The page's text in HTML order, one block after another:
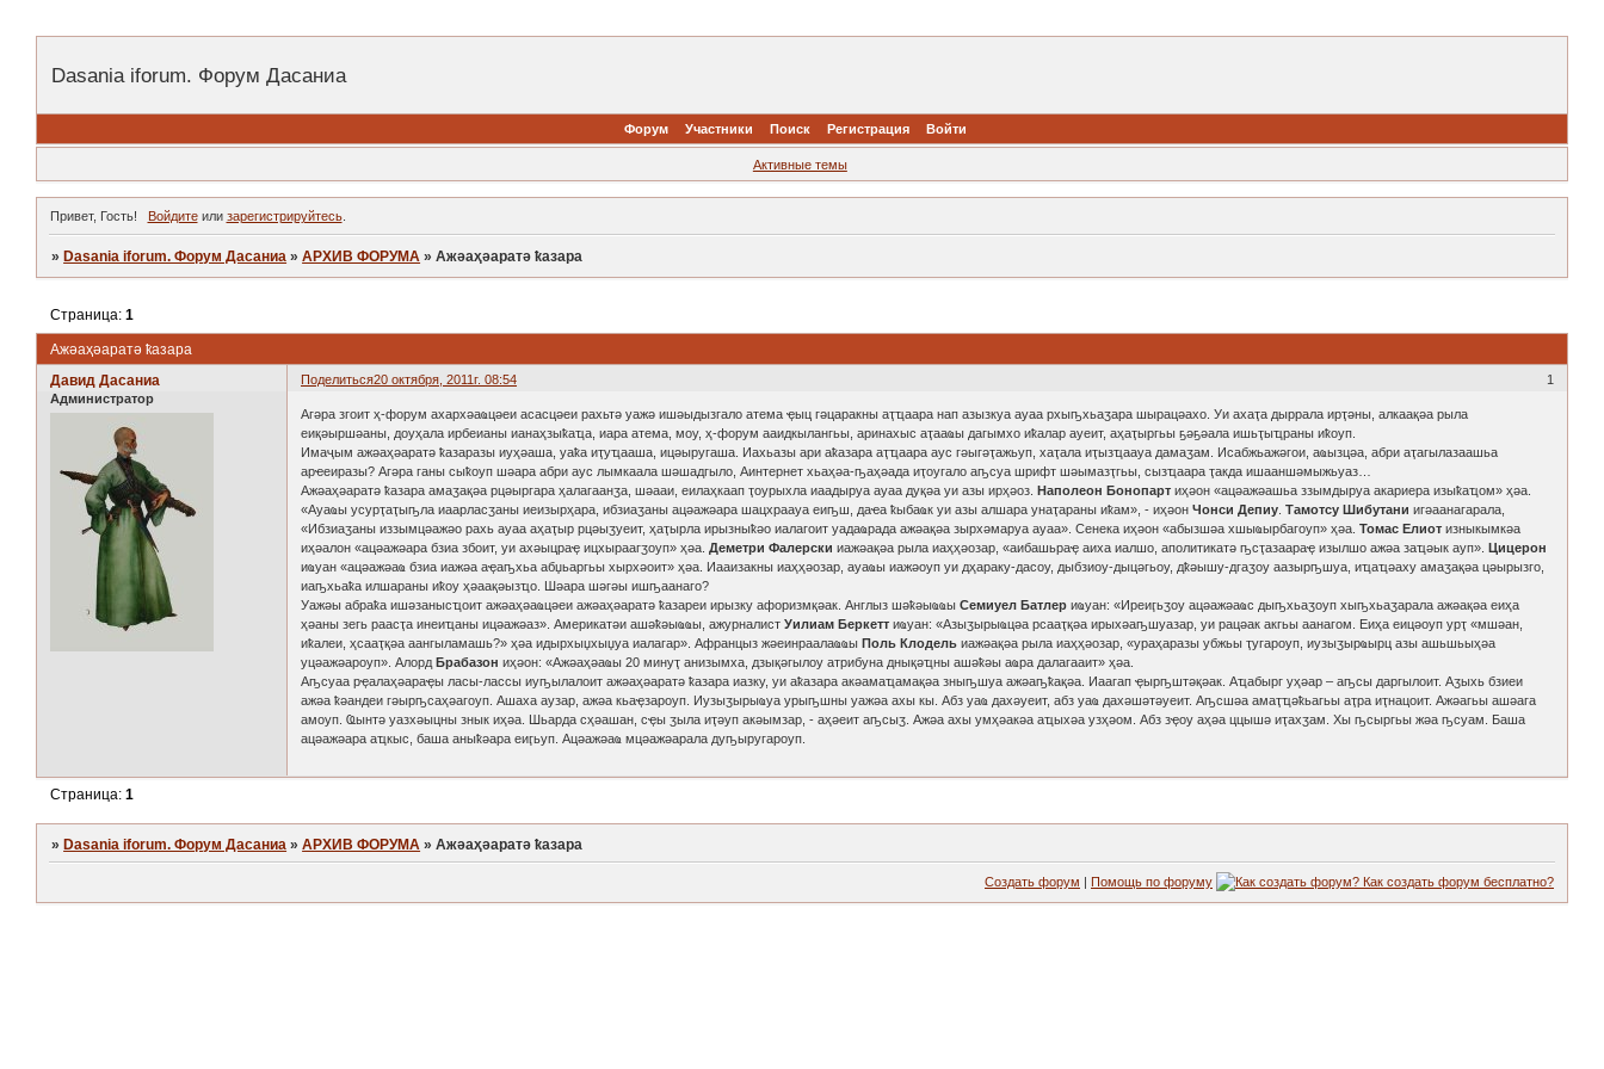
Dasania iforum. Форум Дасаниа
Форум Участники Поиск Регистрация Войти
Активные темы
Привет, Гость! Войдитеили зарегистрируйтесь.
» Dasania iforum. Форум Дасаниа »АРХИВ ФОРУМА »Ажәаҳәаратә ҟазара
Ажәаҳәаратә ҟазара
Страница:1
Поделиться 1
20 октября, 2011г. 08:54
Давид Дасаниа
Администратор
Агәра згоит ҳ-форум ахархәаҩцәеи асасцәеи рахьтә уажә ишәыдызгало атема ҿыц гәцаракны аҭҵаара нап азызкуа ауаа рхыҧхьаӡара шырацәахо. Уи ахаҭа дыррала ирҭәны, алкаақәа рыла
еиқәыршәаны, доуҳала ирбеианы ианаҳзыҟаҵа, иара атема, моу, ҳ-форум ааидкылангьы, аринахыс аҭааҩы дагымхо иҟалар ауеит, аҳаҭыргьы ҕәҕәала ишьҭыҵраны иҟоуп.
Имаҷым ажәаҳәаратә ҟазаразы иуҳәаша, уаҟа иҭуҵааша, ицәыругаша. Иахьазы ари аҟазара аҭҵаара аус гәыгәҭажьуп, хаҭала иҭызҵаауа дамаӡам. Исабжьажәгои, аҩызцәа, абри аҭагылазаашьа
арҽеиразы? Агәра ганы сыҟоуп шәара абри аус лымкаала шәшадгыло, Аинтернет хьаҳәа-ҧаҳәада иҭоугало аҧсуа шрифт шәымазҭгьы, сызҵаара ҭакда ишааншәмыжьуаз…
Ажәаҳәаратә ҟазара амаӡақәа рцәыргара ҳалагаанӡа, шәааи, еилаҳкаап ҭоурыхла иаадыруа ауаа дуқәа уи азы ирҳәоз.Наполеон Бонопарт иҳәон «ацәажәашьа ззымдыруа акариера изыҟаҵом» ҳәа.
«Ауаҩы усурҭаҭыҧла иаарласӡаны иеизырҳара, ибзиаӡаны ацәажәара шацхраауа еиҧш, даҽа ҟыбаҩк уи азы алшара унаҭараны иҟам», - иҳәонЧонси Депиу .Тамотсу Шибутани игәаанагарала,
«Ибзиаӡаны иззымцәажәо рахь ауаа аҳаҭыр рцәыӡуеит, ҳаҭырла ирызныҟәо иалагоит уадаҩрада ажәақәа зырхәмаруа ауаа». Сенека иҳәон «абызшәа хшыҩырбагоуп» ҳәа.Томас Елиот изныкымкәа
иҳәалон «ацәажәара бзиа збоит, уи ахәыцраҿ ицхыраагӡоуп» ҳәа.Деметри Фалерски иажәақәа рыла иаҳҳәозар, «аибашьраҿ аиха иалшо, аполитикатә ҧсҭазаараҿ изылшо ажәа заҵәык ауп».Цицерон
иҩуан «ацәажәаҩ бзиа иажәа аҿаҧхьа абџьаргьы хырхәоит» ҳәа. Иааизакны иаҳҳәозар, ауаҩы иажәоуп уи дҳараку-дасоу, дыбзиоу-дыцәгьоу, дҟәышу-дгаӡоу аазырҧшуа, иҵаҵәаху амаӡақәа цәырызго,
иаҧхьаҟа илшараны иҟоу ҳәаақәызҵо. Шәара шәгәы ишҧаанаго?
Уажәы абраҟа ишәзанысҵоит ажәаҳәаҩцәеи ажәаҳәаратә ҟазареи ирызку афоризмқәак. Англыз шәҟәыҩҩыСемиуел Батлер иҩуан: «Иреиӷьӡоу ацәажәаҩс дыҧхьаӡоуп хыҧхьаӡарала ажәақәа еиҳа
ҳәаны зегь раасҭа инеиҵаны ицәажәаз». Америкатәи ашәҟәыҩҩы, ажурналистУилиам Беркетт иҩуан: «Азыӡырыҩцәа рсааҭқәа ирыхәаҧшуазар, уи рацәак акгьы аанагом. Еиҳа еицәоуп урҭ «мшәан,
иҟалеи, ҳсааҭқәа аангыламашь?» ҳәа идырхыџхыџуа иалагар». Афранцыз жәеинраалаҩҩыПоль Клодель иажәақәа рыла иаҳҳәозар, «ураҳаразы убжьы ҭугароуп, иузыӡырҩырц азы ашьшьыҳәа
уцәажәароуп». АлордБрабазон иҳәон: «Ажәаҳәаҩы 20 минуҭ анизымха, дзықәгылоу атрибуна днықәҵны ашәҟәы аҩра далагааит» ҳәа.
Аҧсуаа рҿалаҳәараҿы ласы-лассы иуҧылалоит ажәаҳәаратә ҟазара иазку, уи аҟазара акәамаҵамақәа зныҧшуа ажәаҧҟақәа. Иаагап ҿырҧштәқәак. Аҵабырг уҳәар – аҧсы даргылоит. Аӡыхь бзиеи
ажәа ҟәандеи гәырҧсаҳәагоуп. Ашаха аузар, ажәа кьаҿзароуп. Иузыӡырыҩуа урыҧшны уажәа ахы кы. Абз уаҩ дахәуеит, абз уаҩ дахәшәтәуеит. Аҧсшәа амаҭҵәҟьагьы аҭра иҭнацоит. Ажәагьы ашәага
амоуп. Ҩынтә уазхәыцны знык иҳәа. Шьарда сҳәашан, сҿы ӡыла иҭәуп акәымзар, - аҳәеит аҧсыӡ. Ажәа ахы умҳәакәа аҵыхәа узҳәом. Абз зҿоу аҳәа ццышә иҭахӡам. Хы ҧсыргьы жәа ҧсуам. Баша
ацәажәара аҵкыс, баша аныҟәара еиӷьуп. Ацәажәаҩ мцәажәарала дуҧыругароуп.
Страница:1
»Dasania iforum. Форум Дасаниа »АРХИВ ФОРУМА »Ажәаҳәаратә ҟазара
Создать форум | Помощь по форуму